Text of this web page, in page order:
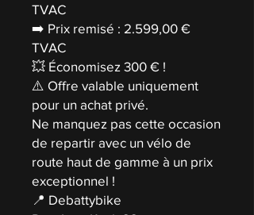
TVAC
➡️ Prix remisé : 2.599,00 €
TVAC
💥 Économisez 300 € !
⚠️ Offre valable uniquement
pour un achat privé.
Ne manquez pas cette occasion
de repartir avec un vélo de
route haut de gamme à un prix
exceptionnel !
📍 Debattybike